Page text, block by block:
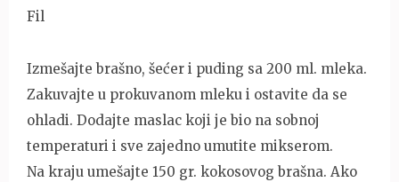
Fil
Izmešajte brašno, šećer i puding sa 200 ml. mleka.
Zakuvajte u prokuvanom mleku i ostavite da se
ohladi. Dodajte maslac koji je bio na sobnoj
temperaturi i sve zajedno umutite mikserom.
Na kraju umešajte 150 gr. kokosovog brašna. Ako